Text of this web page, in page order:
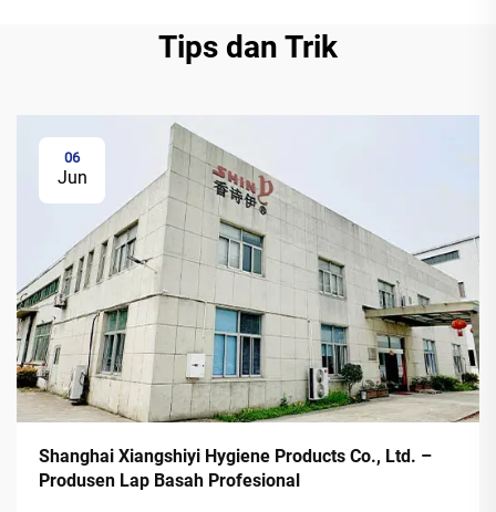
Tips dan Trik
06
Jun
Shanghai Xiangshiyi Hygiene Products Co., Ltd. –
Produsen Lap Basah Profesional